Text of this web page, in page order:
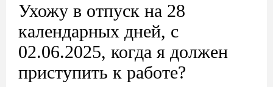
Ухожу в отпуск на 28
календарных дней, с
02.06.2025, когда я должен
приступить к работе?